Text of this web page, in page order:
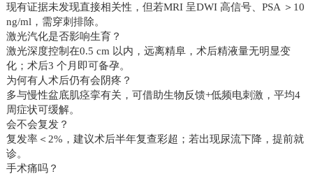
现有证据未发现直接相关性，但若MRI 呈DWI 高信号、PSA ＞10
ng/ml，需穿刺排除。
激光汽化是否影响生育？
激光深度控制在0.5 cm 以内，远离精阜，术后精液量无明显变
化；术后3 个月即可备孕。
为何有人术后仍有会阴疼？
多与慢性盆底肌痉挛有关，可借助生物反馈+低频电刺激，平均4
周症状可缓解。
会不会复发？
复发率＜2%，建议术后半年复查彩超；若出现尿流下降，提前就
诊。
手术痛吗？